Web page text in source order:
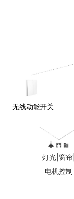
无线动能开关
灯光|窗帘|
电机控制